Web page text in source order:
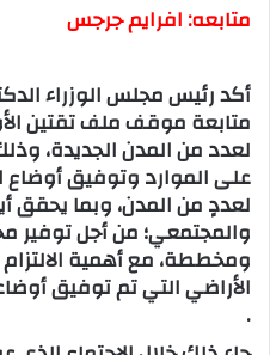
متابعه: افرايم جرجس
أكد رئيس مجلس الوزراء
متابعة موقف ملف تقتين
لعدد من المدن الجديدة،
على الموارد وتوفيق أوضاع
لعددٍ من المدن، وبما يحقق
والمجتمعي؛ من أجل توفير
ومخططة، مع أهمية
الأراضي التي تم توفيق
.